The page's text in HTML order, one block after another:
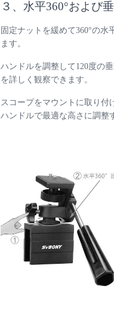
３、水平360°および
固定ナットを緩めて360°の水
ます。
ハンドルを調整して120度の
を詳しく観察できます。
スコープをマウントに取り付
ハンドルで最適な高さに調整